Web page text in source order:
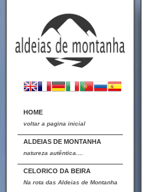
HOME
voltar a pagina inicial
ALDEIAS DE MONTANHA
natureza autêntica....
CELORICO DA BEIRA
Na rota das Aldeias de Montanha